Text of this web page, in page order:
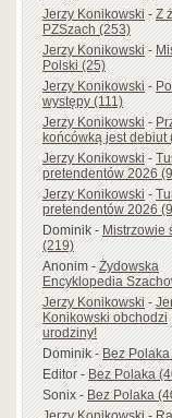
Jerzy Konikowski-Z
PZSzach (253)
Jerzy Konikowski-
Polski (25)
Jerzy Konikowski-
występy (111)
Jerzy Konikowski-
końcówką jest debiut
Jerzy Konikowski-
pretendentów 2026
Jerzy Konikowski-
pretendentów 2026
Dominik-Mistrzowie
(219)
Anonim-Żydowska
Encyklopedia
Jerzy Konikowski-
Konikowski obchodzi
urodziny!
Dominik-Bez
Editor-Bez Polaka
Sonix-Bez Polaka